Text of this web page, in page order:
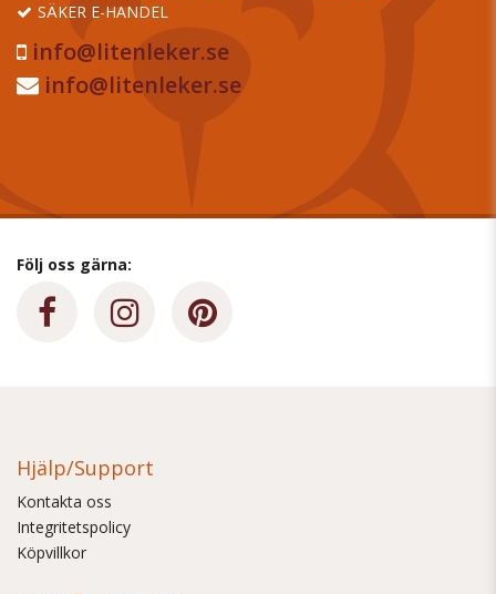
SÄKER E-HANDEL
info@litenleker.se
info@litenleker.se
Följ oss gärna:
Hjälp/Support
Kontakta oss
Integritetspolicy
Köpvillkor